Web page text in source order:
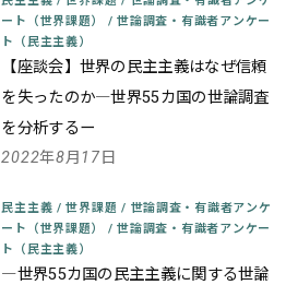
ート（世界課題） / 世論調査・有識者アンケー
ト（民主主義）
【座談会】世界の民主主義はなぜ信頼
を失ったのか―世界55カ国の世論調査
を分析するー
2022年8月17日
民主主義 / 世界課題/ 世論調査・有識者アンケ
ート（世界課題） / 世論調査・有識者アンケー
ト（民主主義）
―世界55カ国の民主主義に関する世論